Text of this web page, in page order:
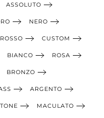
ASSOLUTO
NERO
ROSSO CUSTOM
BIANCO ROSA
BRONZO
ARGENTO
MACULATO